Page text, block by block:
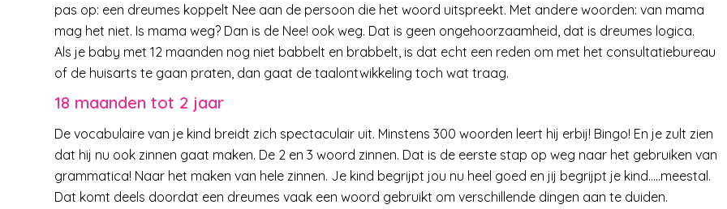
pas op: een dreumes koppelt Nee aan de persoon die het woord uitspreekt. Met andere woorden: van mama
mag het niet. Is mama weg? Dan is de Nee! ook weg. Dat is geen ongehoorzaamheid, dat is dreumes logica.
Als je baby met 12 maanden nog niet babbelt en brabbelt, is dat echt een reden om met het consultatiebureau
of de huisarts te gaan praten, dan gaat de taalontwikkeling toch wat traag.
18 maanden tot 2 jaar
De vocabulaire van je kind breidt zich spectaculair uit. Minstens 300 woorden leert hij erbij! Bingo! En je zult zien
dat hij nu ook zinnen gaat maken. De 2 en 3 woord zinnen. Dat is de eerste stap op weg naar het gebruiken van
grammatica! Naar het maken van hele zinnen. Je kind begrijpt jou nu heel goed en jij begrijpt je kind…..meestal.
Dat komt deels doordat een dreumes vaak een woord gebruikt om verschillende dingen aan te duiden.